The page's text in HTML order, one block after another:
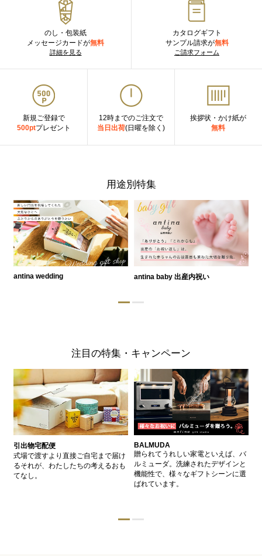
のし・包装紙
メッセージカードが無料
詳細を見る
カタログギフト
サンプル請求が無料
ご請求フォーム
新規ご登録で
500ptプレゼント
12時までのご注文で
当日出荷(日曜を除く)
挨拶状・かけ紙が
無料
用途別特集
antina wedding antina baby 出産内祝い
注目の特集・キャンペーン
引出物宅配便
式場で渡すより直接ご自宅まで届け
るそれが、わたしたちの考えるおも
てなし。
BALMUDA
贈られてうれしい家電といえば、バ
ルミューダ。洗練されたデザインと
機能性で、様々なギフトシーンに選
ばれています。